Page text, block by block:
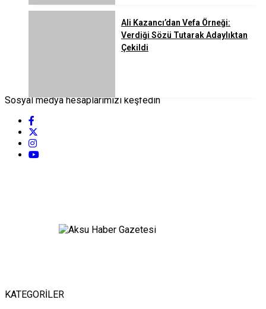
Ali Kazancı’dan Vefa Örneği:
Verdiği Sözü Tutarak Adaylıktan
Çekildi
Sosyal medya hesaplarımızı keşfedin
KATEGORİLER